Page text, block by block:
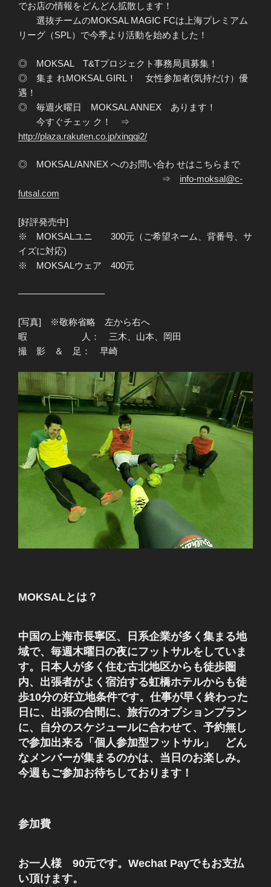
でお店の情報をどんどん拡散します！
選抜チームのMOKSAL MAGIC FCは上海プレミアム
リーグ（SPL）で今季より活動を始めました！
◎ MOKSAL T&Tプロジェクト事務局員募集！
◎ 集ま れMOKSAL GIRL！ 女性参加者(気持だけ）優
遇！
◎ 毎週火曜日 MOKSAL ANNEX あります！
今すぐチェッ ク！ ⇒
http://plaza.rakuten.co.jp/xingqi2/
◎ MOKSAL/ANNEX へのお問い合わ せはこちらまで
⇒ info-moksal@c-
futsal.com
[好評発売中]
※ MOKSALユニ 300元（ご希望ネーム、背番号、サ
イズに対応)
※ MOKSALウェア 400元
—————————–
[写真] ※敬称省略 左から右へ
暇 人： 三木、山本、岡田
撮 影 ＆ 足： 早崎
MOKSALとは？
中国の上海市長寧区、日系企業が多く集まる地
域で、毎週木曜日の夜にフットサルをしていま
す。日本人が多く住む古北地区からも徒歩圏
内、出張者がよく宿泊する虹橋ホテルからも徒
歩10分の好立地条件です。仕事が早く終わった
日に、出張の合間に、旅行のオプションプラン
に、自分のスケジュールに合わせて、予約無し
で参加出来る「個人参加型フットサル」 どん
なメンバーが集まるのかは、当日のお楽しみ。
今週もご参加お待ちしております！
参加費
お一人様 90元です。Wechat Payでもお支払
い頂けます。